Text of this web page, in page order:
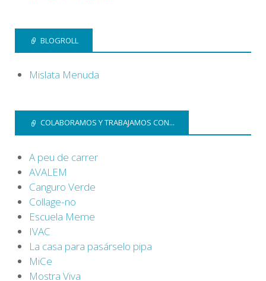
BLOGROLL
Mislata Menuda
COLABORAMOS Y TRABAJAMOS CON...
A peu de carrer
AVALEM
Canguro Verde
Collage-no
Escuela Meme
IVAC
La casa para pasárselo pipa
MiCe
Mostra Viva